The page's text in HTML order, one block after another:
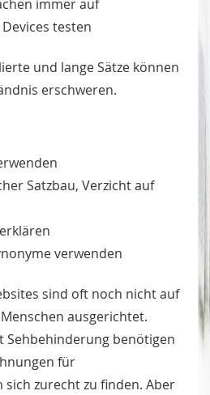
immer auf
testen
und lange Sätze können
erschweren.
Satzbau, Verzicht auf
verwenden
sind oft noch nicht auf
ausgerichtet.
Sehbehinderung benötigen
für
zurecht zu finden. Aber